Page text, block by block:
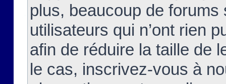
plus, beaucoup de
utilisateurs qui n’ont rien
afin de réduire la taille de
le cas, inscrivez-vous à